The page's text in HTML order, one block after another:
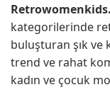
kategorilerinde
buluşturan şık ve
trend ve rahat
kadın ve çocuk